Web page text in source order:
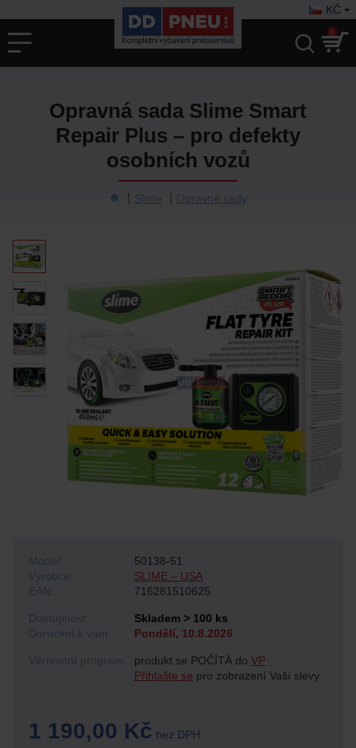
KČ
0
Slime Opravné sady
Opravná sada Slime Smart
Repair Plus – pro defekty
osobních vozů
1 190,00 Kč bez DPH
Věrnostní program: produkt se POČÍTÁ do VP
Přihlašte se pro zobrazení Vaší slevy
Dostupnost:
Skladem > 100 ks
Doručení k vám:
Pondělí, 10.8.2026
Výrobce: SLIME – USA
Model: 50138-51
EAN: 716281510625